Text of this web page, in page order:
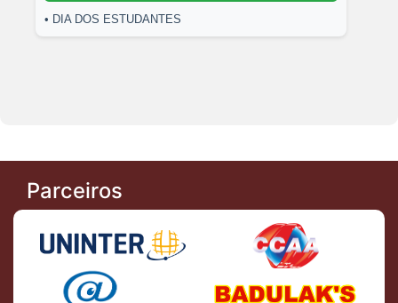
• DIA DOS ESTUDANTES
Parceiros